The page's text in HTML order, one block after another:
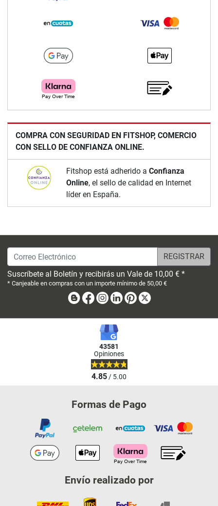
COMPRA CON SEGURIDAD EN FITSHOP, COMERCIO
CON SELLO DE CONFIANZA ONLINE.
Fitshop está adherido a Confianza
Online, el sello de calidad en Internet
líder en España.
Correo Electrónico
Suscríbete al Boletín y recibirás un Vale de 10,00 € *
* Canjeable en compras con un importe mínimo de 50,00 €
BlogFacebook
Instagram
LinkedinPinterest
43581
Opiniones
4.85/ 5.00
Formas de Pago
Envío realizado por